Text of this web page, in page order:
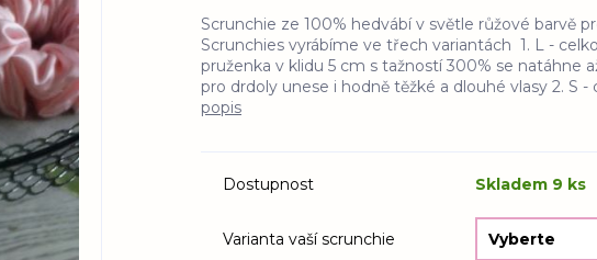
Scrunchie ze 100% hedvábí v světle růžové barvě
Scrunchies vyrábíme ve třech variantách 1. L -
pruženka v klidu 5 cm s tažností 300% se natáhne
pro drdoly unese i hodně těžké a dlouhé vlasy 2. S -
popis
Dostupnost Skladem 9 ks
Varianta vaší scrunchie